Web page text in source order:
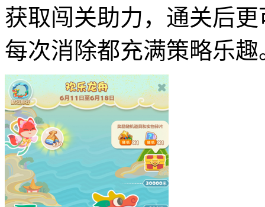
获取闯关助力，通关后
每次消除都充满策略乐趣